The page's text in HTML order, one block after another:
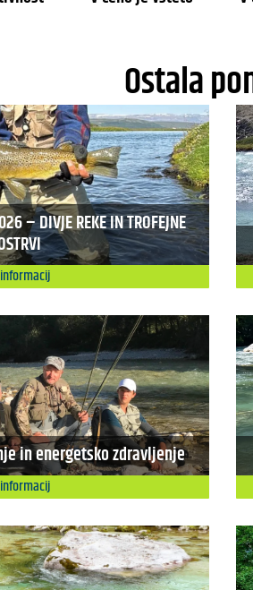
Ostala
– DIVJE REKE IN TROFEJNE
in energetsko zdravljenje